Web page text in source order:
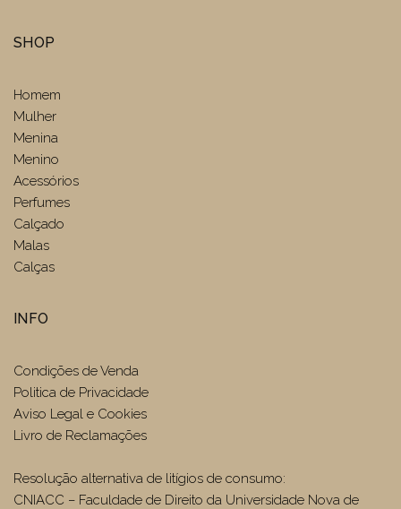
SHOP
Homem
Mulher
Menina
Menino
Acessórios
Perfumes
Calçado
Malas
Calças
INFO
Condições de Venda
Politica de Privacidade
Aviso Legal e Cookies
Livro de Reclamações
Resolução alternativa de litígios de consumo:
CNIACC – Faculdade de Direito da Universidade Nova de